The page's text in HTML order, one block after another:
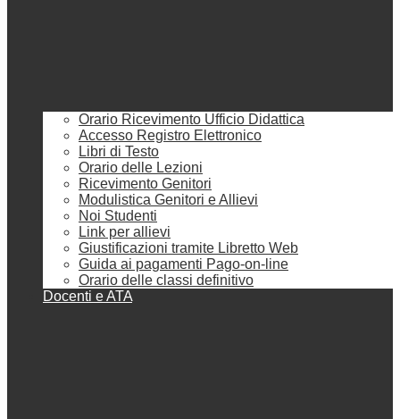
Orario Ricevimento Ufficio Didattica
Accesso Registro Elettronico
Libri di Testo
Orario delle Lezioni
Ricevimento Genitori
Modulistica Genitori e Allievi
Noi Studenti
Link per allievi
Giustificazioni tramite Libretto Web
Guida ai pagamenti Pago-on-line
Orario delle classi definitivo
Docenti e ATA